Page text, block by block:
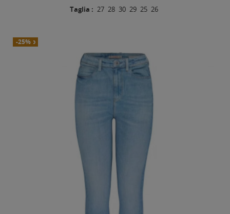
Taglia : 27 28 30 29 25 26
Nuovo
-25%